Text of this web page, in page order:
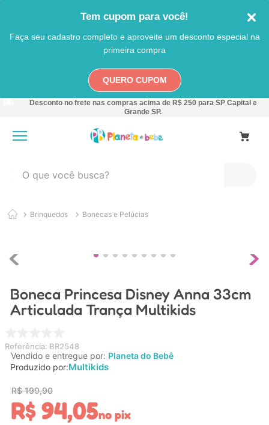
Tem cupom para você!
Faça seu cadastro completo e aproveite um desconto especial na
primeira compra
QUERO CUPOM
Desconto no frete nas compras acima de R$ 250 para SP Capital e
Grande SP.
Brinquedos Bonecas e Pelúcias
Boneca Princesa Disney Anna 33cm
Articulada Trança Multikids
Referência: BR2548
Vendido e entregue por: Planeta do Bebê
Produzido por:Multikids
R$ 199,90
R$ 94,05no pix
1 º
carro
5º
chupeta
7º
carrinho bebe
8º
mamadeira
9º
brinquedo banho
10º carro eletrico